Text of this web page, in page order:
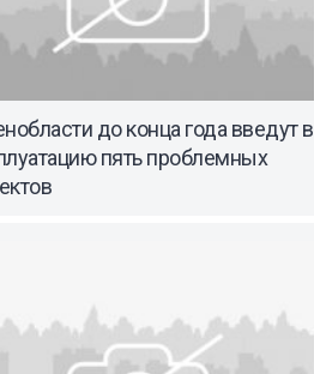
до конца года введут в
пять проблемных